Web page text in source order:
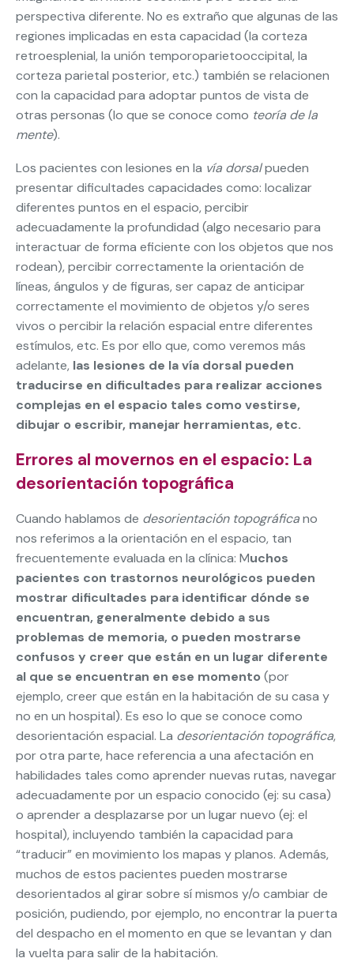
perspectiva diferente. No es extraño que algunas de las
regiones implicadas en esta capacidad (la corteza
retroesplenial, la unión temporoparietooccipital, la
corteza parietal posterior, etc.) también se relacionen
con la capacidad para adoptar puntos de vista de
otras personas (lo que se conoce como teoría de la
mente).
Los pacientes con lesiones en la vía dorsalpueden
presentar dificultades capacidades como: localizar
diferentes puntos en el espacio, percibir
adecuadamente la profundidad (algo necesario para
interactuar de forma eficiente con los objetos que nos
rodean), percibir correctamente la orientación de
líneas, ángulos y de figuras, ser capaz de anticipar
correctamente el movimiento de objetos y/o seres
vivos o percibir la relación espacial entre diferentes
estímulos, etc. Es por ello que, como veremos más
adelante, las lesiones de la vía dorsal pueden
traducirse en dificultades para realizar acciones
complejas en el espacio tales como vestirse,
dibujar o escribir, manejar herramientas, etc.
Errores al movernos en el espacio: La
desorientación topográfica
Cuando hablamos de desorientación topográficano
nos referimos a la orientación en el espacio, tan
frecuentemente evaluada en la clínica: Muchos
pacientes con trastornos neurológicos pueden
mostrar dificultades para identificar dónde se
encuentran, generalmente debido a sus
problemas de memoria, o pueden mostrarse
confusos y creer que están en un lugar diferente
al que se encuentran en ese momento (por
ejemplo, creer que están en la habitación de su casa y
no en un hospital). Es eso lo que se conoce como
desorientación espacial. La desorientación topográfica,
por otra parte, hace referencia a una afectación en
habilidades tales como aprender nuevas rutas, navegar
adecuadamente por un espacio conocido (ej: su casa)
o aprender a desplazarse por un lugar nuevo (ej: el
hospital), incluyendo también la capacidad para
“traducir” en movimiento los mapas y planos. Además,
muchos de estos pacientes pueden mostrarse
desorientados al girar sobre sí mismos y/o cambiar de
posición, pudiendo, por ejemplo, no encontrar la puerta
del despacho en el momento en que se levantan y dan
la vuelta para salir de la habitación.